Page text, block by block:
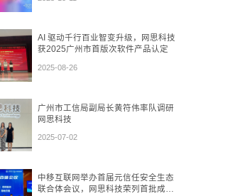
AI 驱动千行百业智变升级，网思科技
获2025广州市首版次软件产品认定
2025-08-26
广州市工信局副局长黄符伟率队调研
网思科技
2025-07-02
中移互联网举办首届元信任安全生态
联合体会议，网思科技荣列首批成员